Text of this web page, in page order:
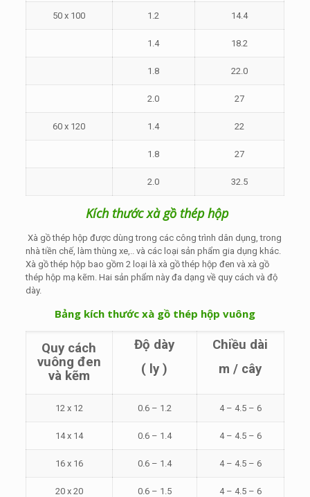
50 x 100 1.2 14.4
1.4 18.2
1.8 22.0
2.0 27
60 x 120 1.4 22
1.8 27
2.0 32.5
Kích thước xà gồ thép hộp
Xà gồ thép hộp được dùng trong các công trình dân dụng, trong
nhà tiền chế, làm thùng xe,.. và các loại sản phẩm gia dụng khác.
Xà gồ thép hộp bao gồm 2 loại là xà gồ thép hộp đen và xà gồ
thép hộp mạ kẽm. Hai sản phẩm này đa dạng về quy cách và độ
dày.
Bảng kích thước xà gồ thép hộp vuông
Quy cách
vuông đen
và kẽm
Độ dày
( ly )
Chiều dài
m / cây
12 x 12 0.6 – 1.2 4 – 4.5 – 6
14 x 14 0.6 – 1.4 4 – 4.5 – 6
16 x 16 0.6 – 1.4 4 – 4.5 – 6
20 x 20 0.6 – 1.5 4 – 4.5 – 6